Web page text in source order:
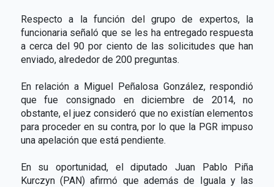
Respecto a la función del grupo de expertos, la
funcionaria señaló que se les ha entregado respuesta
a cerca del 90 por ciento de las solicitudes que han
enviado, alrededor de 200 preguntas.
En relación a Miguel Peñalosa González, respondió
que fue consignado en diciembre de 2014, no
obstante, el juez consideró que no existían elementos
para proceder en su contra, por lo que la PGR impuso
una apelación que está pendiente.
En su oportunidad, el diputado Juan Pablo Piña
Kurczyn (PAN) afirmó que además de Iguala y las